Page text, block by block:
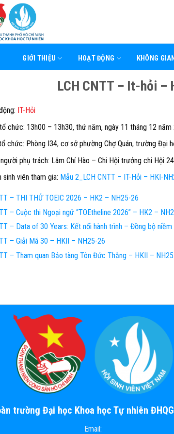
GIỚI THIỆU HOẠT ĐỘNG KHÔNG
LCH CNTT – It-hỏi –
IT-Hỏi
chức: 13h00 – 13h30, thứ năm, ngày 11 tháng 12 năm
chức: Phòng I34, cơ sở phường Chợ Quán, trường Đại
phụ trách: Lâm Chí Hào – Chi Hội trưởng chi Hội
sinh viên tham gia: Mẫu 2_LCH CNTT – IT-Hỏi – HKI-
– THI THỬ TOEIC 2026 – HK2 – NH25-26
– Cuộc thi Ngoại ngữ “TOEtheline 2026” – HK2 –
– Data of 30 Years: Kết nối hành trình – Đồng bộ
– Giải Mã 30 – HKII – NH25-26
– Tham quan Bảo tàng Tôn Đức Thắng – HKII –
trường Đại học Khoa học Tự nhiên
Email: